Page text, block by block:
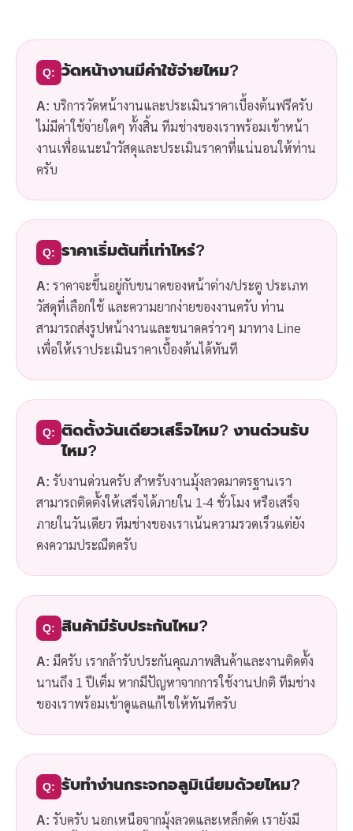
Q: วัดหน้างานมีค่าใช้จ่ายไหม?
A: บริการวัดหน้างานและประเมินราคาเบื้องต้นฟรีครับ
ไม่มีค่าใช้จ่ายใดๆ ทั้งสิ้น ทีมช่างของเราพร้อมเข้าหน้า
งานเพื่อแนะนำวัสดุและประเมินราคาที่แน่นอนให้ท่าน
ครับ
Q: ราคาเริ่มต้นที่เท่าไหร่?
A: ราคาจะขึ้นอยู่กับขนาดของหน้าต่าง/ประตู ประเภท
วัสดุที่เลือกใช้ และความยากง่ายของงานครับ ท่าน
สามารถส่งรูปหน้างานและขนาดคร่าวๆ มาทาง Line
เพื่อให้เราประเมินราคาเบื้องต้นได้ทันที
Q: ติดตั้งวันเดียวเสร็จไหม? งานด่วนรับ
ไหม?
A: รับงานด่วนครับ สำหรับงานมุ้งลวดมาตรฐานเรา
สามารถติดตั้งให้เสร็จได้ภายใน 1-4 ชั่วโมง หรือเสร็จ
ภายในวันเดียว ทีมช่างของเราเน้นความรวดเร็วแต่ยัง
คงความประณีตครับ
Q: สินค้ามีรับประกันไหม?
A: มีครับ เรากล้ารับประกันคุณภาพสินค้าและงานติดตั้ง
นานถึง 1 ปีเต็ม หากมีปัญหาจากการใช้งานปกติ ทีมช่าง
ของเราพร้อมเข้าดูแลแก้ไขให้ทันทีครับ
Q: รับทำง่านกระจกอลูมิเนียมด้วยไหม?
A: รับครับ นอกเหนือจากมุ้งลวดและเหล็กดัด เรายังมี